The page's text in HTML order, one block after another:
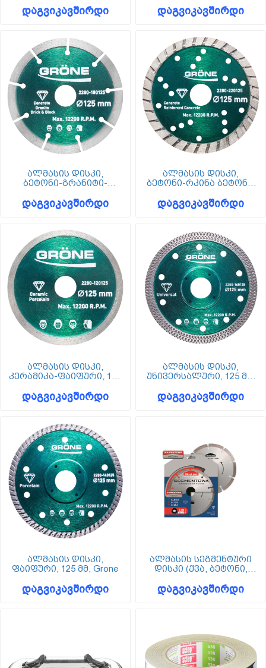
დაგვიკავშირდი
Grone
დაგვიკავშირდი
ალმასის დისკი,
ბეტონი-გრანიტი-
დაგვიკავშირდი
ალმასის დისკი,
ბეტონი-რკინა ბეტონი,
დაგვიკავშირდი
ალმასის დისკი,
კერამიკა-ფაიფური, 125
დაგვიკავშირდი
ალმასის დისკი,
უნივერსალური, 125 მმ,
დაგვიკავშირდი
ალმასის დისკი,
ფაიფური, 125 მმ, Grone
დაგვიკავშირდი
ალმასის სეგმენტური
დისკი (ქვა, ბეტონი,
დაგვიკავშირდი